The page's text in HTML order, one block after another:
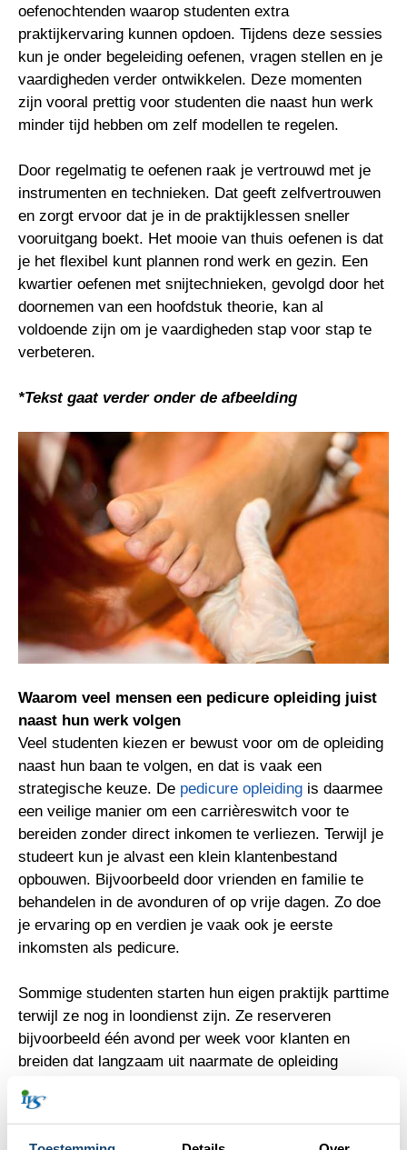
oefenochtenden waarop studenten extra
praktijkervaring kunnen opdoen. Tijdens deze sessies
kun je onder begeleiding oefenen, vragen stellen en je
vaardigheden verder ontwikkelen. Deze momenten
zijn vooral prettig voor studenten die naast hun werk
minder tijd hebben om zelf modellen te regelen.
Door regelmatig te oefenen raak je vertrouwd met je
instrumenten en technieken. Dat geeft zelfvertrouwen
en zorgt ervoor dat je in de praktijklessen sneller
vooruitgang boekt. Het mooie van thuis oefenen is dat
je het flexibel kunt plannen rond werk en gezin. Een
kwartier oefenen met snijtechnieken, gevolgd door het
doornemen van een hoofdstuk theorie, kan al
voldoende zijn om je vaardigheden stap voor stap te
verbeteren.
*Tekst gaat verder onder de afbeelding
Waarom veel mensen een pedicure opleiding juist
naast hun werk volgen
Veel studenten kiezen er bewust voor om de opleiding
naast hun baan te volgen, en dat is vaak een
strategische keuze. De pedicure opleiding is daarmee
een veilige manier om een carrièreswitch voor te
bereiden zonder direct inkomen te verliezen. Terwijl je
studeert kun je alvast een klein klantenbestand
opbouwen. Bijvoorbeeld door vrienden en familie te
behandelen in de avonduren of op vrije dagen. Zo doe
je ervaring op en verdien je vaak ook je eerste
inkomsten als pedicure.
Sommige studenten starten hun eigen praktijk parttime
terwijl ze nog in loondienst zijn. Ze reserveren
bijvoorbeeld één avond per week voor klanten en
breiden dat langzaam uit naarmate de opleiding
zijn ze klaar om volledig over te stappen. Deze
geleidelijke overgang verkleint de financiële risico’s en